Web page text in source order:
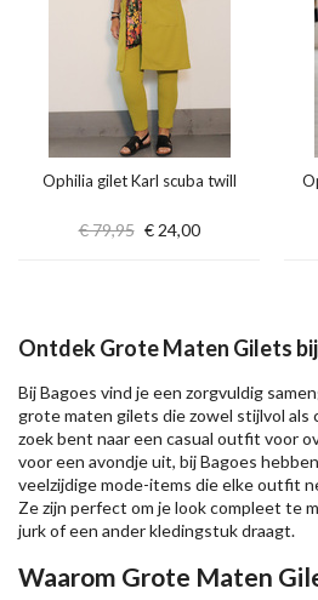
Ophilia gilet Karl scuba twill
€ 79,95 € 24,00
Ontdek Grote Maten Gilets
Bij Bagoes vind je een zorgvuldig
grote maten gilets die zowel stijlvol als
zoek bent naar een casual outfit voor
voor een avondje uit, bij Bagoes
veelzijdige mode-items die elke outfit
Ze zijn perfect om je look compleet te
jurk of een ander kledingstuk draagt.
Waarom Grote Maten